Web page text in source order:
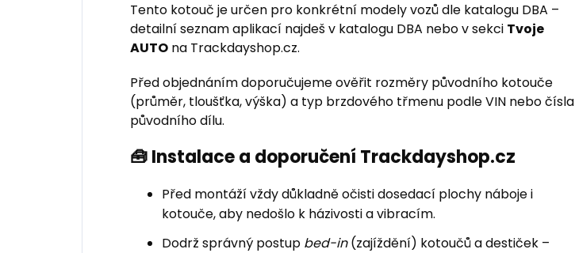
Tento kotouč je určen pro konkrétní modely vozů dle katalogu DBA –
detailní seznam aplikací najdeš v katalogu DBA nebo v sekci Tvoje
AUTO na Trackdayshop.cz.
Před objednáním doporučujeme ověřit rozměry původního kotouče
(průměr, tloušťka, výška) a typ brzdového třmenu podle VIN nebo čísla
původního dílu.
🧰 Instalace a doporučení Trackdayshop.cz
Před montáží vždy důkladně očisti dosedací plochy náboje i
kotouče, aby nedošlo k házivosti a vibracím.
Dodrž správný postup bed-in(zajíždění) kotoučů a destiček –